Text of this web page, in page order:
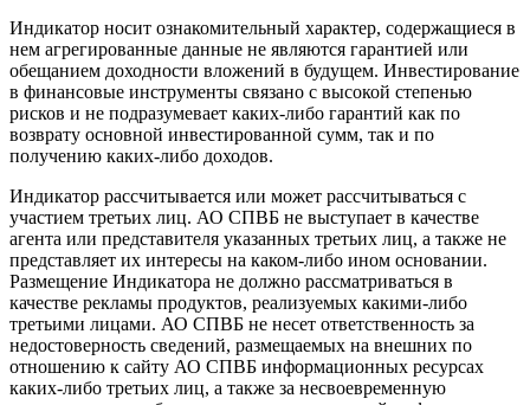
Индикатор носит ознакомительный характер, содержащиеся в
нем агрегированные данные не являются гарантией или
обещанием доходности вложений в будущем. Инвестирование
в финансовые инструменты связано с высокой степенью
рисков и не подразумевает каких-либо гарантий как по
возврату основной инвестированной сумм, так и по
получению каких-либо доходов.
Индикатор рассчитывается или может рассчитываться с
участием третьих лиц. АО СПВБ не выступает в качестве
агента или представителя указанных третьих лиц, а также не
представляет их интересы на каком‐либо ином основании.
Размещение Индикатора не должно рассматриваться в
качестве рекламы продуктов, реализуемых какими‐либо
третьими лицами. АО СПВБ не несет ответственность за
недостоверность сведений, размещаемых на внешних по
отношению к сайту АО СПВБ информационных ресурсах
каких-либо третьих лиц, а также за несвоевременную